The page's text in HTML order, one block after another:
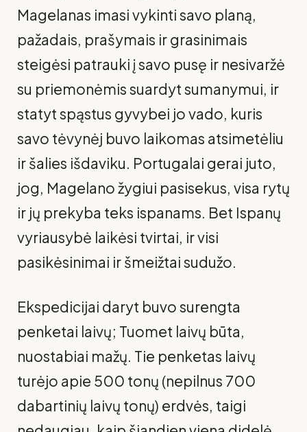
Magelanas imasi vykinti savo pla­ną,
pažadais, prašymais ir grasinimais
steigėsi patrauki į savo pusę ir nesivaržė
su priemonėmis suardyt sumanymui, ir
statyt spąstus gyvybei jo vado, ku­ris
savo tėvynėj buvo laikomas atsimetėliu
ir šalies išdaviku. Portuga­lai gerai juto,
jog, Magelano žygiui pasisekus, visa rytų
ir jų prekyba teks ispanams. Bet Ispanų
vyriausybė laikėsi tvirtai, ir visi
pasikėsinimai ir šmeižtai sudužo.
Ekspedicijai daryt buvo surengta
penketai laivų; Tuomet laivų būta,
nuostabiai mažų. Tie penketas laivų
turėjo apie 500 tonų (nepilnus 700
dabartinių laivų tonų) erdvės, taigi